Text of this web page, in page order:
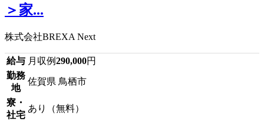
＞家...
株式会社BREXA Next
給与 月収例290,000円
勤務
地
佐賀県 鳥栖市
寮・
社宅
あり（無料）